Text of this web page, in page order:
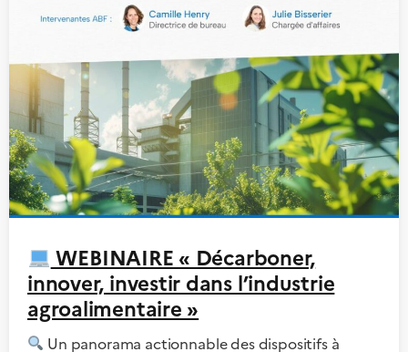
WEBINAIRE « Décarboner,
innover, investir dans l’industrie
agroalimentaire »
Un panorama actionnable des dispositifs à